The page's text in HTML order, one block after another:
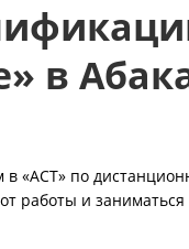
в
в «АСТ» по
работы и